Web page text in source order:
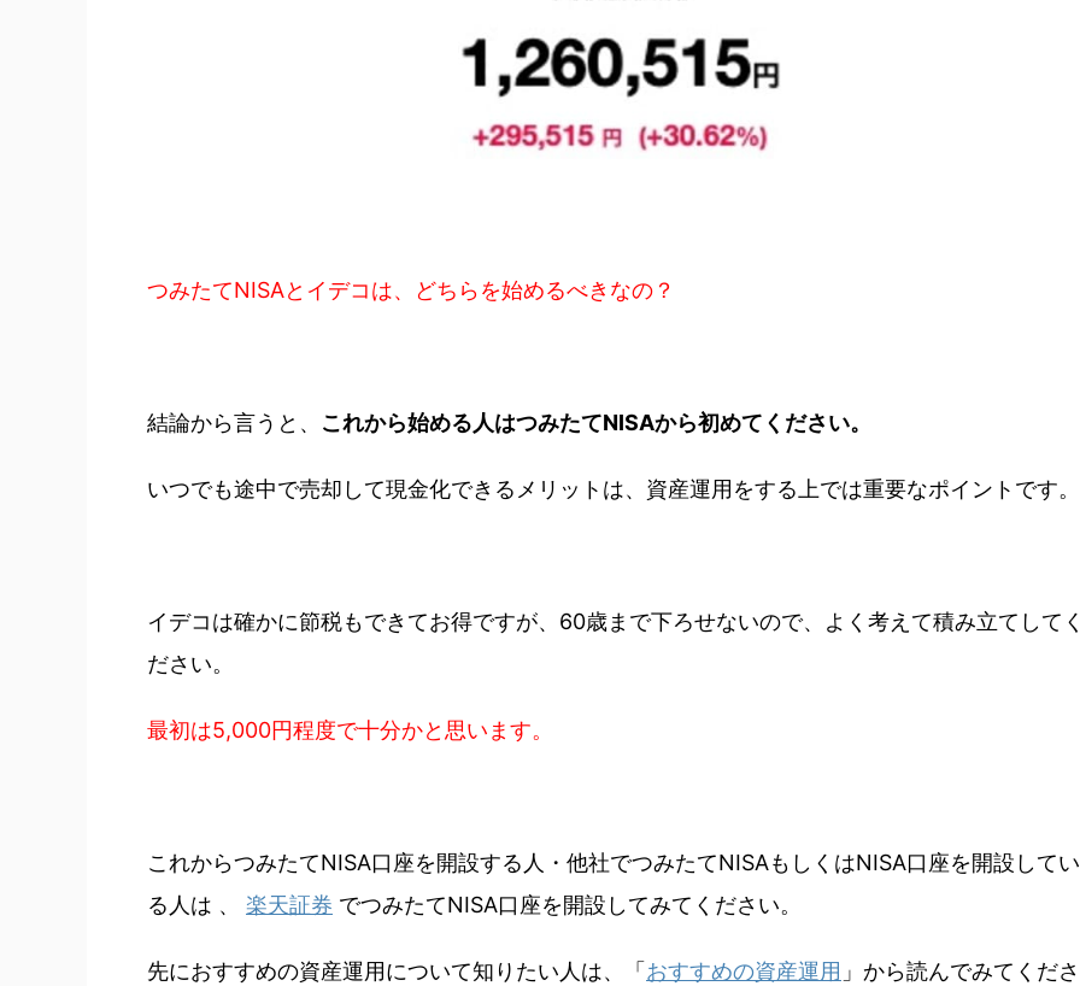
つみたてNISAとイデコは、どちらを始めるべきなの？
結論から言うと、 これから始める人はつみたてNISAから初めてください。
いつでも途中で売却して現金化できるメリットは、資産運用をする上では重要なポイントです。
イデコは確かに節税もできてお得ですが、60歳まで下ろせないので、よく考えて積み立てしてく
ださい。
最初は5,000円程度で十分かと思います。
これからつみたてNISA口座を開設する人・他社でつみたてNISAもしくはNISA口座を開設してい
る人は 、 楽天証券 でつみたてNISA口座を開設してみてください。
先におすすめの資産運用について知りたい人は、「 おすすめの資産運用 」から読んでみてくださ